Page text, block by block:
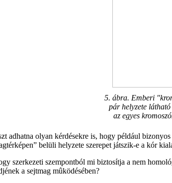
5. ábra. Emberi
pár helyzete
az egyes
adhatna olyan kérdésekre is, hogy például
belüli helyzete szerepet játszik-e a kór
szerkezeti szempontból mi biztosítja a nem
a sejtmag mûködésében?